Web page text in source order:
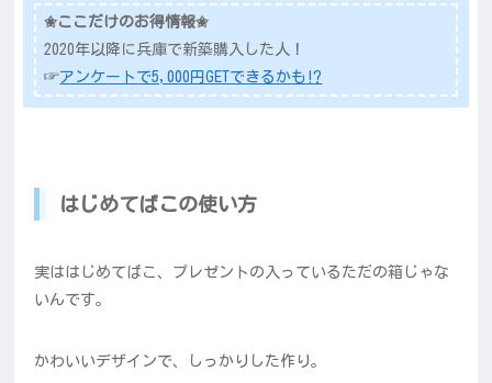
✬ここだけのお得情報✬
2020年以降に兵庫で新築購入した人！
☞アンケートで5,000円GETできるかも⁉
はじめてばこの使い方
実ははじめてばこ、プレゼントの入っているただの箱じゃな
いんです。
かわいいデザインで、しっかりした作り。